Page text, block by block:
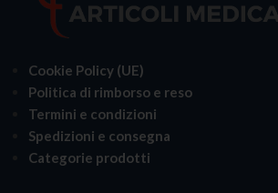
Cookie Policy (UE)
Politica di rimborso e reso
Termini e condizioni
Spedizioni e consegna
Categorie prodotti